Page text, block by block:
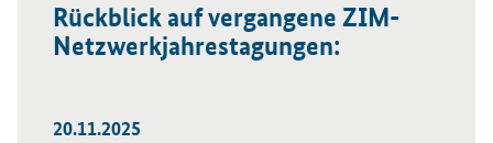
Rückblick auf vergangene ZIM-
Netzwerkjahrestagungen:
20.11.2025
Öffnet Einzelsicht